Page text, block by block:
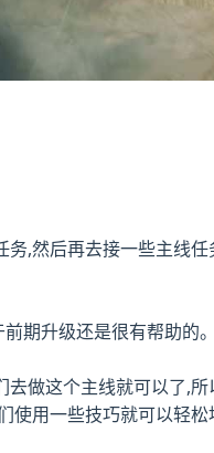
,然后再去接一些主线
期升级还是很有帮助的
做这个主线就可以了,
使用一些技巧就可以轻